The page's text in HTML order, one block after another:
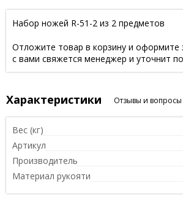
Набор ножей R-51-2 из 2 предметов
Отложите товар в корзину и оформите
с вами свяжется менеджер и уточнит
Характеристики Отзывы и вопросы
Вес (кг)
Артикул
Производитель
Материал рукояти